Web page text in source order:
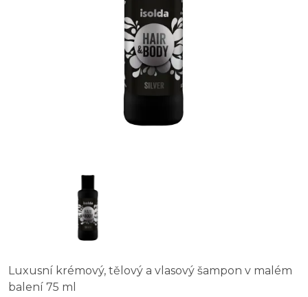
Luxusní krémový, tělový a vlasový šampon v malém
balení 75 ml